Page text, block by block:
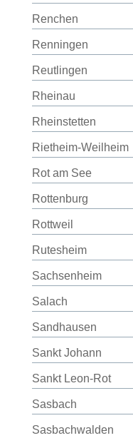
Renchen
Renningen
Reutlingen
Rheinau
Rheinstetten
Rietheim-Weilheim
Rot am See
Rottenburg
Rottweil
Rutesheim
Sachsenheim
Salach
Sandhausen
Sankt Johann
Sankt Leon-Rot
Sasbach
Sasbachwalden